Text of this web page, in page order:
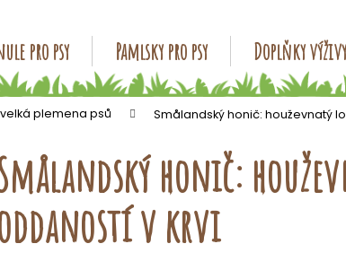
pro psy Pamlsky pro psy Doplňky
plemena psů Smålandský honič: houževnatý
honič:
v krvi
Co potřebujete najít?
HLEDAT
Doporučujeme